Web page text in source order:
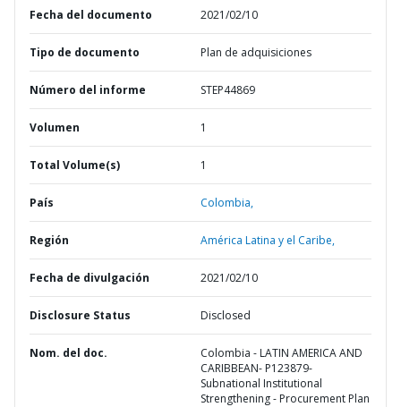
Fecha del documento 2021/02/10
Tipo de documento Plan de adquisiciones
Número del informe STEP44869
Volumen 1
Total Volume(s) 1
País Colombia,
Región América Latina y el Caribe,
Fecha de divulgación 2021/02/10
Disclosure Status Disclosed
Nom. del doc.
Colombia - LATIN AMERICA AND
CARIBBEAN- P123879-
Subnational Institutional
Strengthening - Procurement Plan